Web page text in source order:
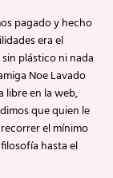
pagado y hecho
era el
plástico ni nada
Noe Lavado
libre en la web,
que quien le
el mínimo
hasta el